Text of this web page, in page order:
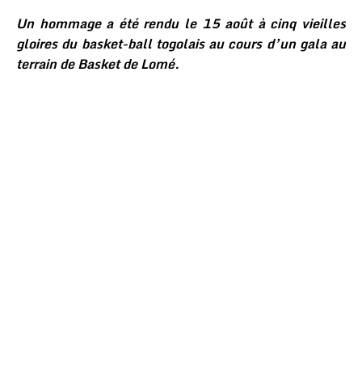
Un hommage a été rendu le 15 août à cinq vieilles
gloires du basket-ball togolais au cours d’un gala au
terrain de Basket de Lomé.